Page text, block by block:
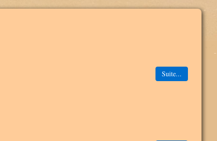
Suite...